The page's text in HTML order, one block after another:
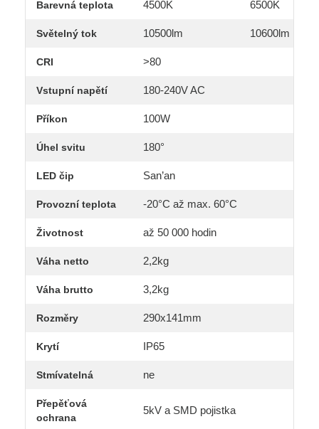
Barevná teplota 4500K 6500K
Světelný tok 10500lm 10600lm
CRI >80
Vstupní napětí 180-240V AC
Příkon 100W
Úhel svitu 180°
LED čip San’an
Provozní teplota -20°C až max. 60°C
Životnost až 50 000 hodin
Váha netto 2,2kg
Váha brutto 3,2kg
Rozměry 290x141mm
Krytí IP65
Stmívatelná ne
Přepěťová
ochrana
5kV a SMD pojistka